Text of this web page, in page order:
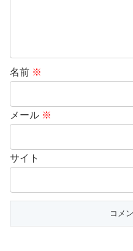
名前 ※
メール ※
サイト